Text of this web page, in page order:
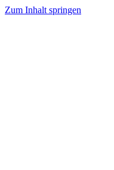
Zum Inhalt springen